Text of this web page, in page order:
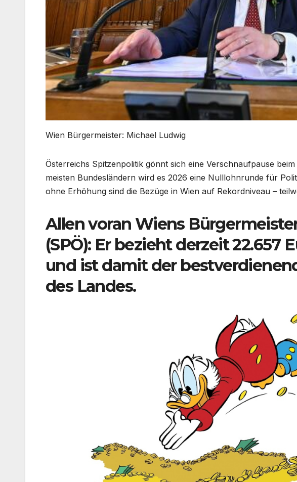
Wien Bürgermeister: Michael Ludwig
Österreichs Spitzenpolitik gönnt sich eine Verschnaufpause
meisten Bundesländern wird es 2026 eine Nulllohnrunde für
ohne Erhöhung sind die Bezüge in Wien auf Rekordniveau –
Allen voran Wiens
(SPÖ): Er bezieht derzeit 22.657
und ist damit der
des Landes.